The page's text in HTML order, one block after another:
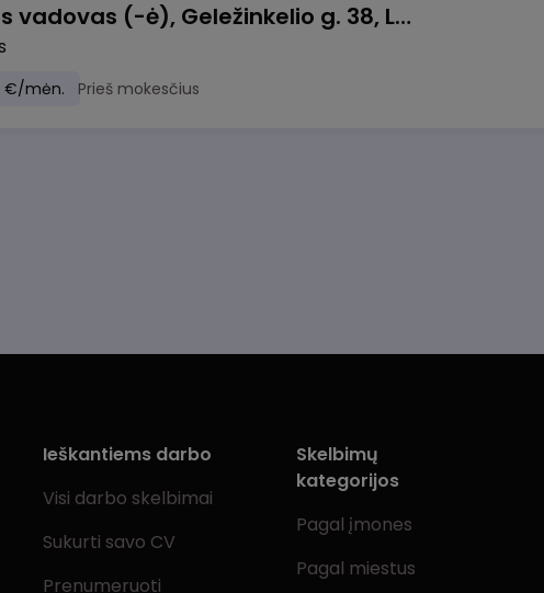
Pamainos vadovas (-ė), Geležinkelio g. 38, Lentvaris
€/mėn. Prieš mokesčius
Ieškantiems darbo
Visi darbo skelbimai
Sukurti savo CV
Prenumeruoti
Skelbimų
kategorijos
Pagal įmones
Pagal miestus